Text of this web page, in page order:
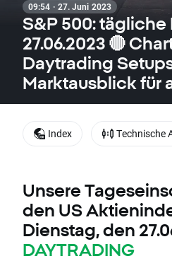
09:54 · 27. Juni 2023
S&P 500:
27.06.2023 🔴
Daytrading
Marktausblick für
Unsere
den US
Dienstag, den
DAYTRADING
Index Technische